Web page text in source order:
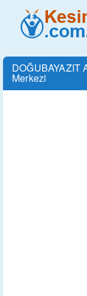
DOĞUBAYAZIT
Merkezi